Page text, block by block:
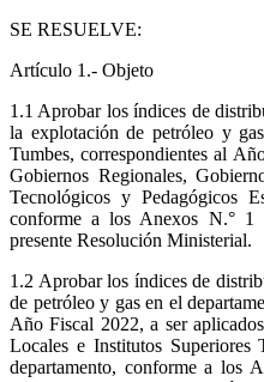
SE RESUELVE:
Artículo 1.- Objeto
1.1 Aprobar los índices de
la explotación de petróleo y
Tumbes, correspondientes al
Gobiernos Regionales,
Tecnológicos y Pedagógicos
conforme a los Anexos N.°
presente Resolución Ministerial.
1.2 Aprobar los índices de
de petróleo y gas en el
Año Fiscal 2022, a ser
Locales e Institutos Superiores
departamento, conforme a los